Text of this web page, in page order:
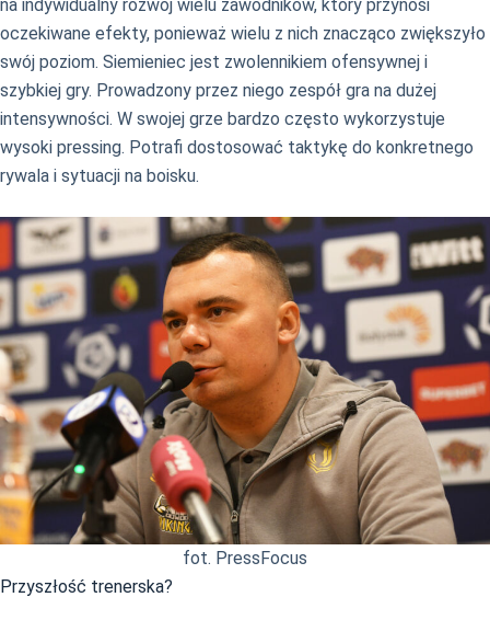
na indywidualny rozwój wielu zawodników, który przynosi
oczekiwane efekty, ponieważ wielu z nich znacząco zwiększyło
swój poziom. Siemieniec jest zwolennikiem ofensywnej i
szybkiej gry. Prowadzony przez niego zespół gra na dużej
intensywności. W swojej grze bardzo często wykorzystuje
wysoki pressing. Potrafi dostosować taktykę do konkretnego
rywala i sytuacji na boisku.
fot. PressFocus
Przyszłość trenerska?